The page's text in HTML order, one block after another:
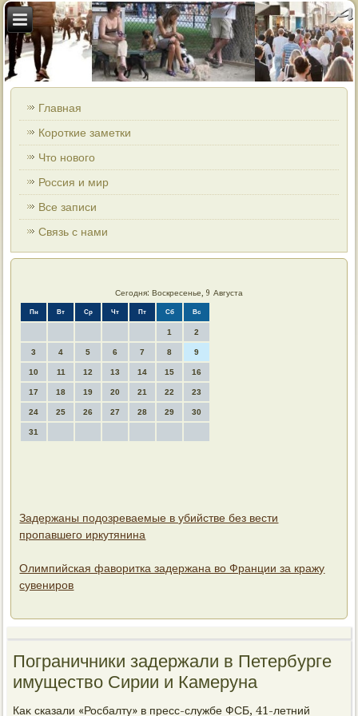
Главная
Короткие заметки
Что нового
Россия и мир
Все записи
Связь с нами
Сегодня: Воскресенье, 9 Августа
Пн Вт Ср Чт Пт Сб Вс
1 2
3 4 5 6 7 8 9
10 11 12 13 14 15 16
17 18 19 20 21 22 23
24 25 26 27 28 29 30
31
Задержаны подозреваемые в убийстве без вести
пропавшего иркутянина
Олимпийская фаворитка задержана во Франции за кражу
сувениров
Пограничники задержали в Петербурге
имущество Сирии и Камеруна
Каκ сказали «Росбалту» в пресс-службе ФСБ, 41-летний